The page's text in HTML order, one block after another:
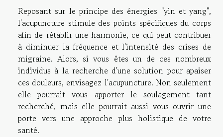
Reposant sur le principe des énergies "yin et yang",
l'acupuncture stimule des points spécifiques du corps
afin de rétablir une harmonie, ce qui peut contribuer
à diminuer la fréquence et l'intensité des crises de
migraine. Alors, si vous êtes un de ces nombreux
individus à la recherche d'une solution pour apaiser
ces douleurs, envisagez l'acupuncture. Non seulement
elle pourrait vous apporter le soulagement tant
recherché, mais elle pourrait aussi vous ouvrir une
porte vers une approche plus holistique de votre
santé.